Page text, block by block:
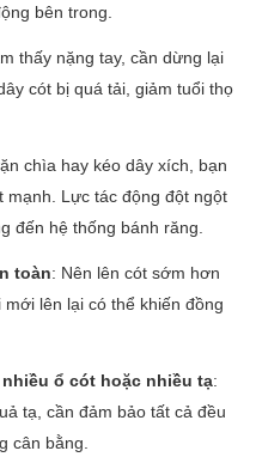
bên trong.
thấy nặng tay, cần dừng lại
cót bị quá tải, giảm tuổi thọ
chìa hay kéo dây xích, bạn
mạnh. Lực tác động đột ngột
đến hệ thống bánh răng.
toàn: Nên lên cót sớm hơn
lên lại có thể khiến đồng
ổ cót hoặc nhiều tạ:
tạ, cần đảm bảo tất cả đều
cân bằng.